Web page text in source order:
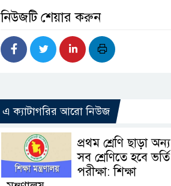
নিউজটি শেয়ার করুন
এ ক্যাটাগরির আরো নিউজ
প্রথম শ্রেণি ছাড়া অন্য
সব শ্রেণিতে হবে ভর্তি
পরীক্ষা: শিক্ষা